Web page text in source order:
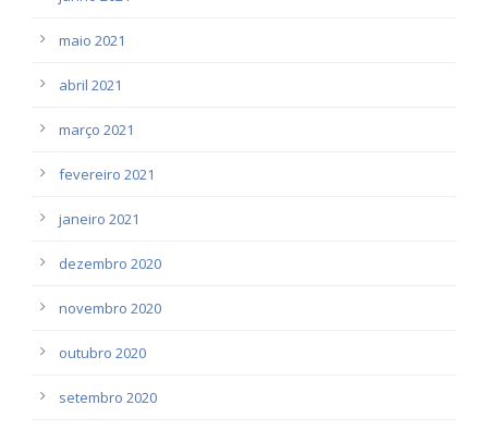
maio 2021
abril 2021
março 2021
fevereiro 2021
janeiro 2021
dezembro 2020
novembro 2020
outubro 2020
setembro 2020